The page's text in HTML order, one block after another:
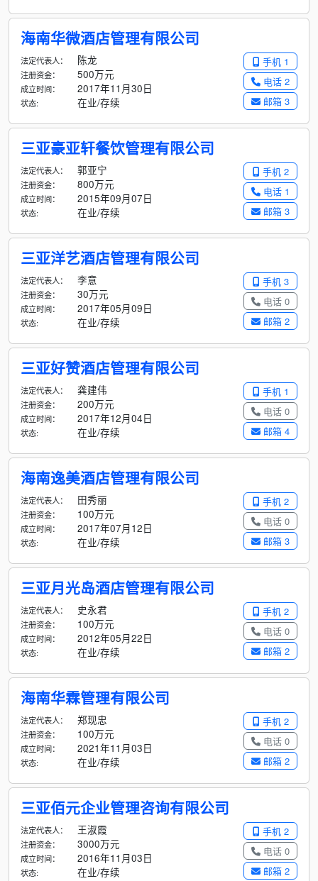
海南华微酒店管理有限公司
手机 1
电话 2
邮箱 3
法定代表人： 陈龙
注册资金： 500万元
成立时间： 2017年11月30日
状态: 在业/存续
三亚豪亚轩餐饮管理有限公司
手机 2
电话 1
邮箱 3
法定代表人： 郭亚宁
注册资金： 800万元
成立时间： 2015年09月07日
状态: 在业/存续
三亚洋艺酒店管理有限公司
手机 3
电话 0
邮箱 2
法定代表人： 李意
注册资金： 30万元
成立时间： 2017年05月09日
状态: 在业/存续
三亚好赞酒店管理有限公司
手机 1
电话 0
邮箱 4
法定代表人： 龚建伟
注册资金： 200万元
成立时间： 2017年12月04日
状态: 在业/存续
海南逸美酒店管理有限公司
手机 2
电话 0
邮箱 3
法定代表人： 田秀丽
注册资金： 100万元
成立时间： 2017年07月12日
状态: 在业/存续
三亚月光岛酒店管理有限公司
手机 2
电话 0
邮箱 2
法定代表人： 史永君
注册资金： 100万元
成立时间： 2012年05月22日
状态: 在业/存续
海南华霖管理有限公司
手机 2
电话 0
邮箱 2
法定代表人： 郑现忠
注册资金： 100万元
成立时间： 2021年11月03日
状态: 在业/存续
三亚佰元企业管理咨询有限公司
手机 2
电话 0
邮箱 2
法定代表人： 王淑霞
注册资金： 3000万元
成立时间： 2016年11月03日
状态: 在业/存续